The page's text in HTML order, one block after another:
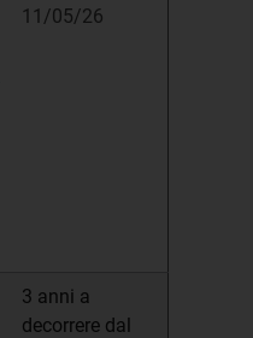
11/05/26
3 anni a
decorrere dal